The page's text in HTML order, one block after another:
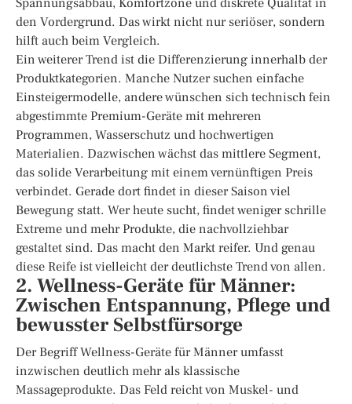
den Vordergrund. Das wirkt nicht nur seriöser, sondern
hilft auch beim Vergleich.
Ein weiterer Trend ist die Differenzierung innerhalb der
Produktkategorien. Manche Nutzer suchen einfache
Einsteigermodelle, andere wünschen sich technisch fein
abgestimmte Premium-Geräte mit mehreren
Programmen, Wasserschutz und hochwertigen
Materialien. Dazwischen wächst das mittlere Segment,
das solide Verarbeitung mit einem vernünftigen Preis
verbindet. Gerade dort findet in dieser Saison viel
Bewegung statt. Wer heute sucht, findet weniger schrille
Extreme und mehr Produkte, die nachvollziehbar
gestaltet sind. Das macht den Markt reifer. Und genau
diese Reife ist vielleicht der deutlichste Trend von allen.
2. Wellness-Geräte für Männer:
Zwischen Entspannung, Pflege und
bewusster Selbstfürsorge
Der Begriff Wellness-Geräte für Männer umfasst
inzwischen deutlich mehr als klassische
Massageprodukte. Das Feld reicht von Muskel- und